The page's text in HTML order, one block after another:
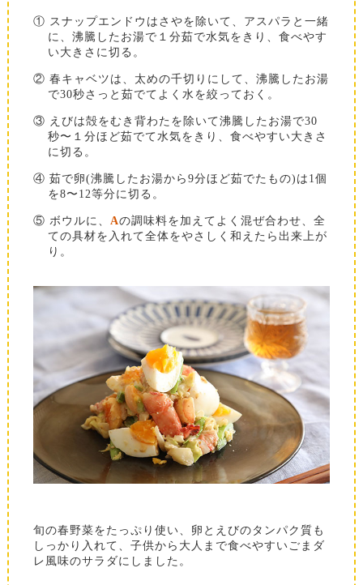
① スナップエンドウはさやを除いて、アスパラと一緒
に、沸騰したお湯で１分茹で水気をきり、食べやす
い大きさに切る。
② 春キャベツは、太めの千切りにして、沸騰したお湯
で30秒さっと茹でてよく水を絞っておく。
③ えびは殻をむき背わたを除いて沸騰したお湯で30
秒〜１分ほど茹でて水気をきり、食べやすい大きさ
に切る。
④ 茹で卵(沸騰したお湯から9分ほど茹でたもの)は1個
を8〜12等分に切る。
⑤ ボウルに、 Aの調味料を加えてよく混ぜ合わせ、全
ての具材を入れて全体をやさしく和えたら出来上が
り。
旬の春野菜をたっぷり使い、卵とえびのタンパク質も
しっかり入れて、子供から大人まで食べやすいごまダ
レ風味のサラダにしました。